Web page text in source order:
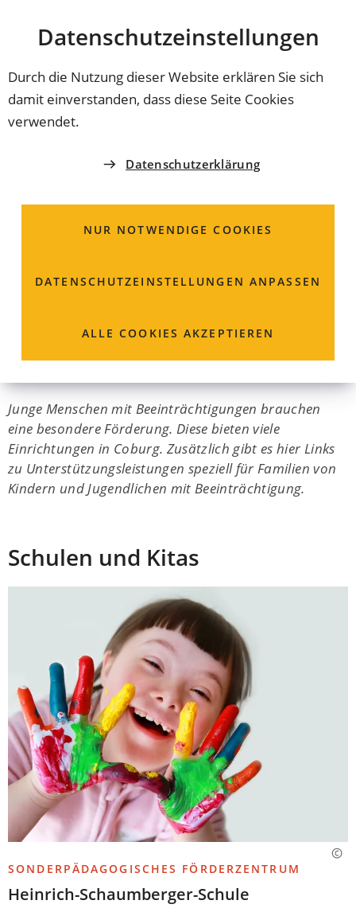
Datenschutz­einstellungen
Durch die Nutzung dieser Website erklären Sie sich
damit einverstanden, dass diese Seite Cookies
verwendet.
Datenschutzerklärung
NUR NOTWENDIGE COOKIES
DATENSCHUTZ­EINSTELLUNGEN ANPASSEN
ALLE COOKIES AKZEPTIEREN
INHALT ANSPRINGEN
Coburg
Kinder und Jugendliche
mit Beeinträchtigung
Junge Menschen mit Beeinträchtigungen brauchen
eine besondere Förderung. Diese bieten viele
Einrichtungen in Coburg. Zusätzlich gibt es hier Links
zu Unterstützungsleistungen speziell für Familien von
Kindern und Jugendlichen mit Beeinträchtigung.
Schulen und Kitas
SONDERPÄDAGOGISCHES FÖRDERZENTRUM
Heinrich-Schaumberger-Schule